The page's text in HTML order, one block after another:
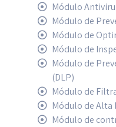
Módulo
Módulo de
Módulo de
Módulo de
Módulo de
(DLP)
Módulo de
Módulo de
Módulo de